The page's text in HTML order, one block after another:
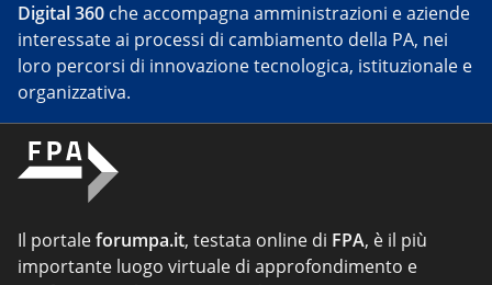
Digital 360 che accompagna amministrazioni e aziende
interessate ai processi di cambiamento della PA, nei
loro percorsi di innovazione tecnologica, istituzionale e
organizzativa.
Il portaleforumpa.it, testata online di FPA, è il più
importante luogo virtuale di approfondimento e